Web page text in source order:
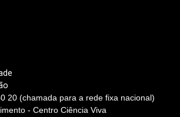
20 (chamada para a rede fixa nacional)
- Centro Ciência Viva